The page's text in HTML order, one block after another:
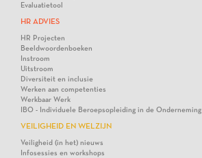
Evaluatietool
HR ADVIES
HR Projecten
Beeldwoordenboeken
Instroom
Uitstroom
Diversiteit en inclusie
Werken aan competenties
Werkbaar Werk
IBO - Individuele Beroepsopleiding in de Onderneming
VEILIGHEID EN WELZIJN
Veiligheid (in het) nieuws
Infosessies en workshops